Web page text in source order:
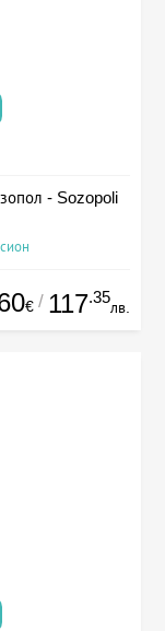
- Sozopoli
€ / 117.35
лв.